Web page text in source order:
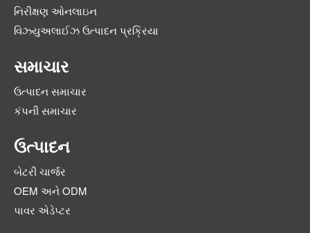
નિરીક્ષણ ઓનલાઇન
વિઝ્યુઅલાઈઝ ઉત્પાદન પ્રક્રિયા
સમાચાર
ઉત્પાદન સમાચાર
કંપની સમાચાર
ઉત્પાદન
બેટરી ચાર્જર
OEM અને ODM
પાવર એડેપ્ટર